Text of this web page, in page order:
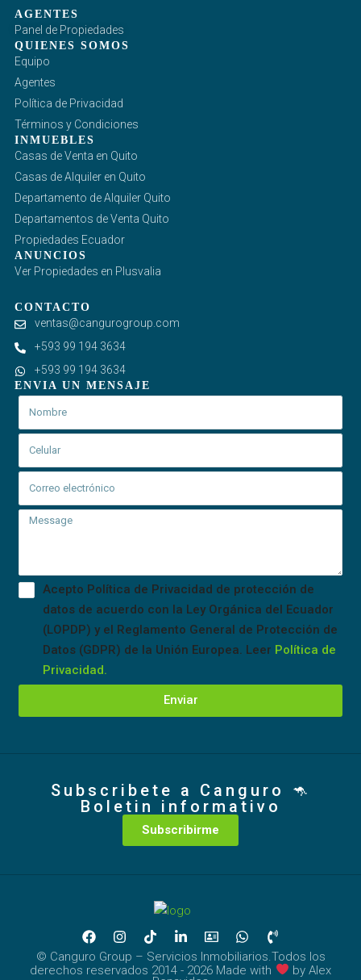
AGENTES
Panel de Propiedades
QUIENES SOMOS
Equipo
Agentes
Política de Privacidad
Términos y Condiciones
INMUEBLES
Casas de Venta en Quito
Casas de Alquiler en Quito
Departamento de Alquiler Quito
Departamentos de Venta Quito
Propiedades Ecuador
ANUNCIOS
Ver Propiedades en Plusvalia
CONTACTO
ventas@cangurogroup.com
+593 99 194 3634
+593 99 194 3634
ENVIA UN MENSAJE
Acepto Política de Privacidad de protección de
datos de acuerdo con la Ley Orgánica del Ecuador
(LOPDP) y el Reglamento General de Protección de
Datos (GDPR) de la Unión Europea. Leer Política de
Privacidad.
Enviar
Subscribete a Canguro 🦘
Boletin informativo
Subscribirme
© Canguro Group – Servicios Inmobiliarios.Todos los
derechos reservados 2014 - 2026 Made with
by Alex